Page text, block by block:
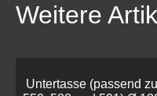
Weitere
Untertasse (passend zu